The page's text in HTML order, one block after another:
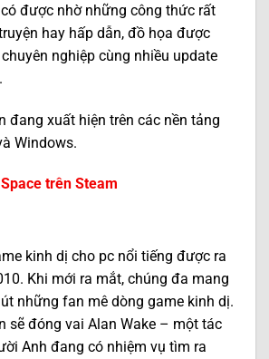
được nhờ những công thức rất
hay hấp dẫn, đồ họa được
nghiệp cùng nhiều update
đang xuất hiện trên các nền tảng
Windows.
trên Steam
kinh dị cho pc nổi tiếng được ra
Khi mới ra mắt, chúng đa mang
những fan mê dòng game kinh dị.
sẽ đóng vai Alan Wake – một tác
Anh đang có nhiệm vụ tìm ra